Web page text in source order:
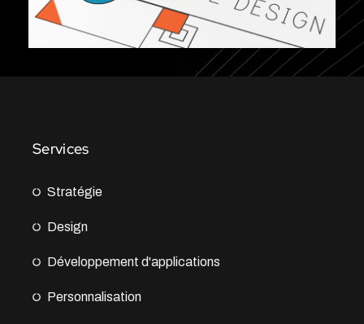
Services
Stratégie
Design
Développement d'applications
Personnalisation